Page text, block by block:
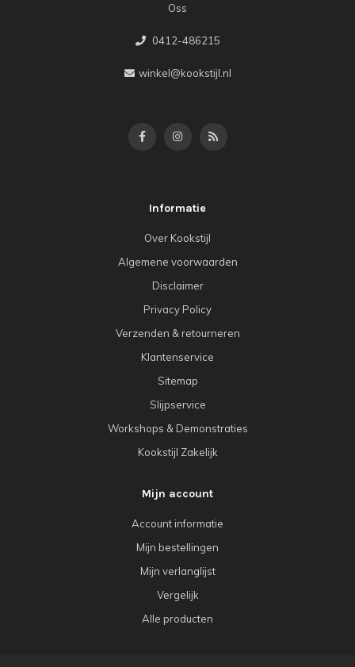
Oss
0412-486215
winkel@kookstijl.nl
Informatie
Over Kookstijl
Algemene voorwaarden
Disclaimer
Privacy Policy
Verzenden & retourneren
Klantenservice
Sitemap
Slijpservice
Workshops & Demonstraties
Kookstijl Zakelijk
Mijn account
Account informatie
Mijn bestellingen
Mijn verlanglijst
Vergelijk
Alle producten